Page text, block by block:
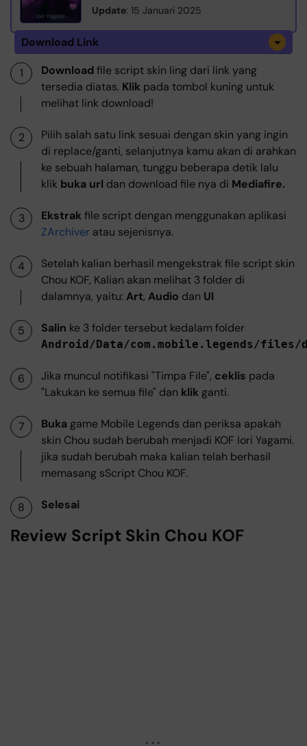
Update: 15 Januari 2025
Download Link
Downloadfile script skin ling dari link yang
tersedia diatas. Klik pada tombol kuning untuk
melihat link download!
Pilih salah satu link sesuai dengan skin yang ingin
di replace/ganti, selanjutnya kamu akan di arahkan
ke sebuah halaman, tunggu beberapa detik lalu
klik buka url dan download file nya di Mediafire.
Ekstrakfile script dengan menggunakan aplikasi
ZArchiver atau sejenisnya.
Setelah kalian berhasil mengekstrak file script skin
Chou KOF, Kalian akan melihat 3 folder di
dalamnya, yaitu:Art, Audio dan UI
Salin ke 3 folder tersebut kedalam folder
Android/Data/com.mobile.legends/files/
Jika muncul notifikasi "Timpa File", ceklis pada
"Lakukan ke semua file" dan klik ganti.
Buka game Mobile Legends dan periksa apakah
skin Chou sudah berubah menjadi KOF Iori Yagami.
jika sudah berubah maka kalian telah berhasil
memasang sScript Chou KOF.
Selesai
Review Script Skin Chou KOF